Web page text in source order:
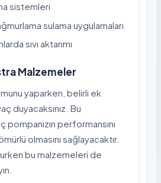
sistemleri
sulama uygulamaları
sıvı aktarımı
Malzemeler
yaparken, belirli ek
duyacaksınız. Bu
pompanızın performansını
olmasını sağlayacaktır.
bu malzemeleri de